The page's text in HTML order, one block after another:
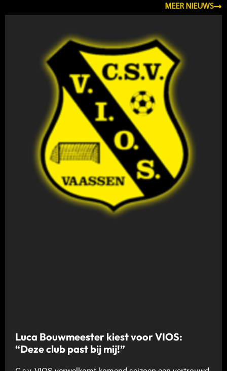
MEER NIEUWS
Luca Bouwmeester kiest voor VIOS:
“Deze club past bij mij!”